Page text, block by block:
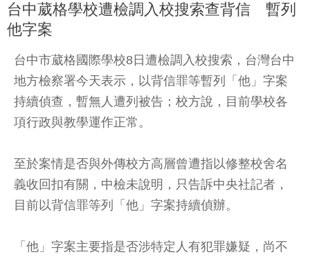
台中葳格學校遭檢調入校搜索查背信 暫列
他字案
台中市葳格國際學校8日遭檢調入校搜索，台灣台中
地方檢察署今天表示，以背信罪等暫列「他」字案
持續偵查，暫無人遭列被告；校方說，目前學校各
項行政與教學運作正常。
至於案情是否與外傳校方高層曾遭指以修整校舍名
義收回扣有關，中檢未說明，只告訴中央社記者，
目前以背信罪等列「他」字案持續偵辦。
「他」字案主要指是否涉特定人有犯罪嫌疑，尚不